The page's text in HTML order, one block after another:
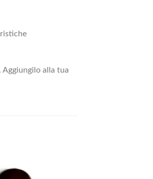
alla tua